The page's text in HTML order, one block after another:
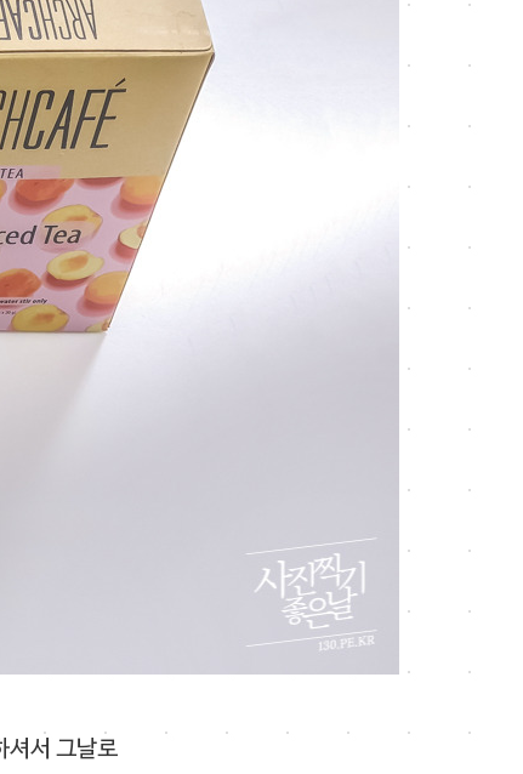
셔서 그날로